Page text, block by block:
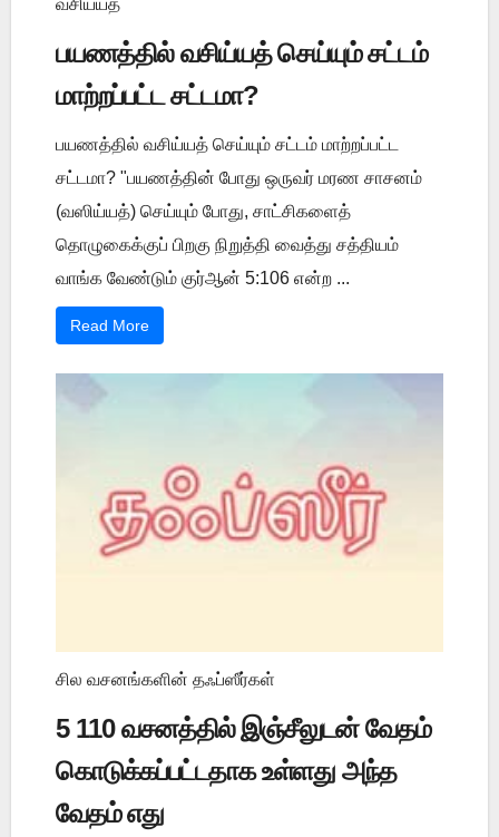
வசிய்யத்
பயணத்தில் வசிய்யத் செய்யும் சட்டம்
மாற்றப்பட்ட சட்டமா?
பயணத்தில் வசிய்யத் செய்யும் சட்டம் மாற்றப்பட்ட
சட்டமா? "பயணத்தின் போது ஒருவர் மரண சாசனம்
(வஸிய்யத்) செய்யும் போது, சாட்சிகளைத்
தொழுகைக்குப் பிறகு நிறுத்தி வைத்து சத்தியம்
வாங்க வேண்டும் குர்ஆன் 5:106 என்ற ...
Read More
சில வசனங்களின் தஃப்ஸீர்கள்
5 110 வசனத்தில் இஞ்சீலுடன் வேதம்
கொடுக்கப்பட்டதாக உள்ளது அந்த
வேதம் எது